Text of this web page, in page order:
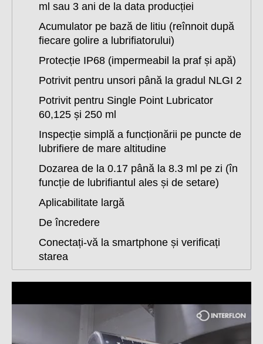
ml sau 3 ani de la data producției
Acumulator pe bază de litiu (reînnoit după
fiecare golire a lubrifiatorului)
Protecție IP68 (impermeabil la praf și apă)
Potrivit pentru unsori până la gradul NLGI 2
Potrivit pentru Single Point Lubricator
60,125 și 250 ml
Inspecție simplă a funcționării pe puncte de
lubrifiere de mare altitudine
Dozarea de la 0.17 până la 8.3 ml pe zi (în
funcție de lubrifiantul ales și de setare)
Aplicabilitate largă
De încredere
Conectați-vă la smartphone și verificați
starea